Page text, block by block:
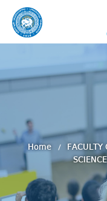
Home
FACULTY